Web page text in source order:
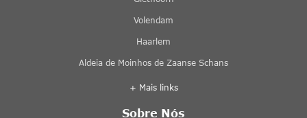
Volendam
Haarlem
Aldeia de Moinhos de Zaanse Schans
+ Mais links
Sobre Nós